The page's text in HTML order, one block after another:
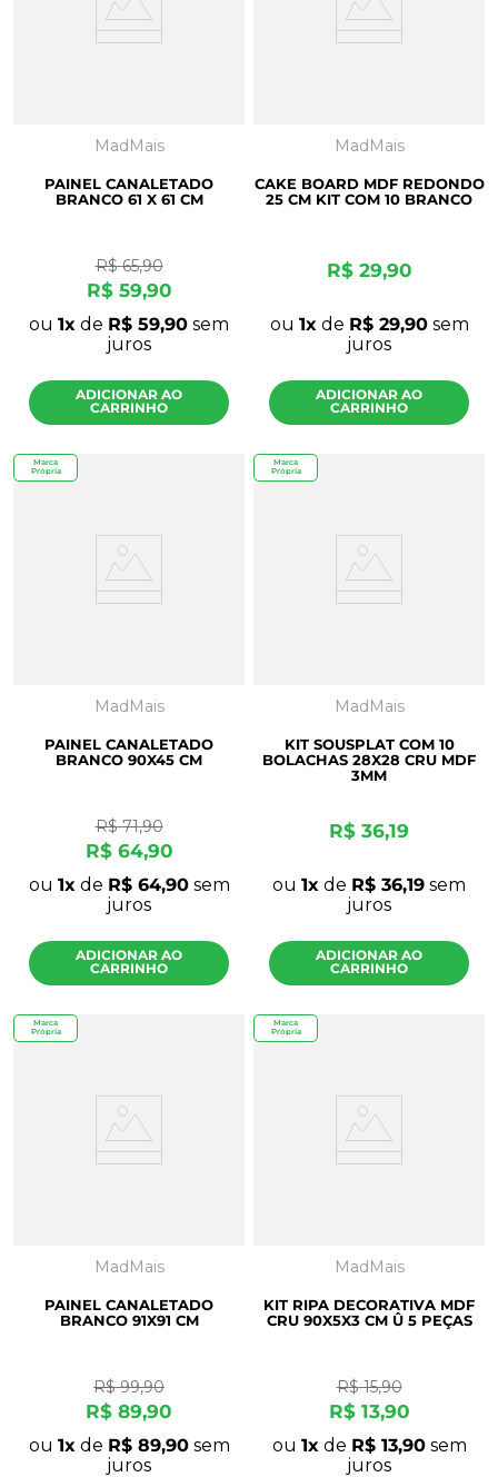
MadMais
PAINEL CANALETADO
BRANCO 61 X 61 CM
R$ 65,90
R$ 59,90
ou 1 de R$ 59,90 sem
juros
ADICIONAR AO
CARRINHO
MadMais
CAKE BOARD MDF REDONDO
25 CM KIT COM 10 BRANCO
R$ 29,90
ou 1 de R$ 29,90sem
juros
ADICIONAR AO
CARRINHO
Marca
Própria
MadMais
PAINEL CANALETADO
BRANCO 90X45 CM
R$ 71,90
R$ 64,90
ou 1 de R$ 64,90sem
juros
ADICIONAR AO
CARRINHO
Marca
Própria
MadMais
KIT SOUSPLAT COM 10
BOLACHAS 28X28 CRU MDF
3MM
R$ 36,19
ou 1 de R$ 36,19 sem
juros
ADICIONAR AO
CARRINHO
Marca
Própria
MadMais
PAINEL CANALETADO
BRANCO 91X91 CM
R$ 99,90
R$ 89,90
ou 1 de R$ 89,90sem
juros
Marca
Própria
MadMais
KIT RIPA DECORATIVA MDF
CRU 90X5X3 CM Û 5 PEÇAS
R$ 15,90
R$ 13,90
ou 1 de R$ 13,90sem
juros
mdf a4